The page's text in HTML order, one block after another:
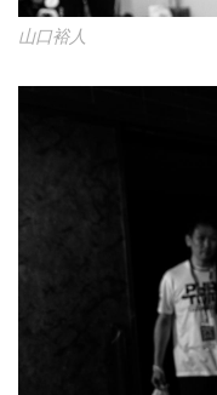
山口裕人